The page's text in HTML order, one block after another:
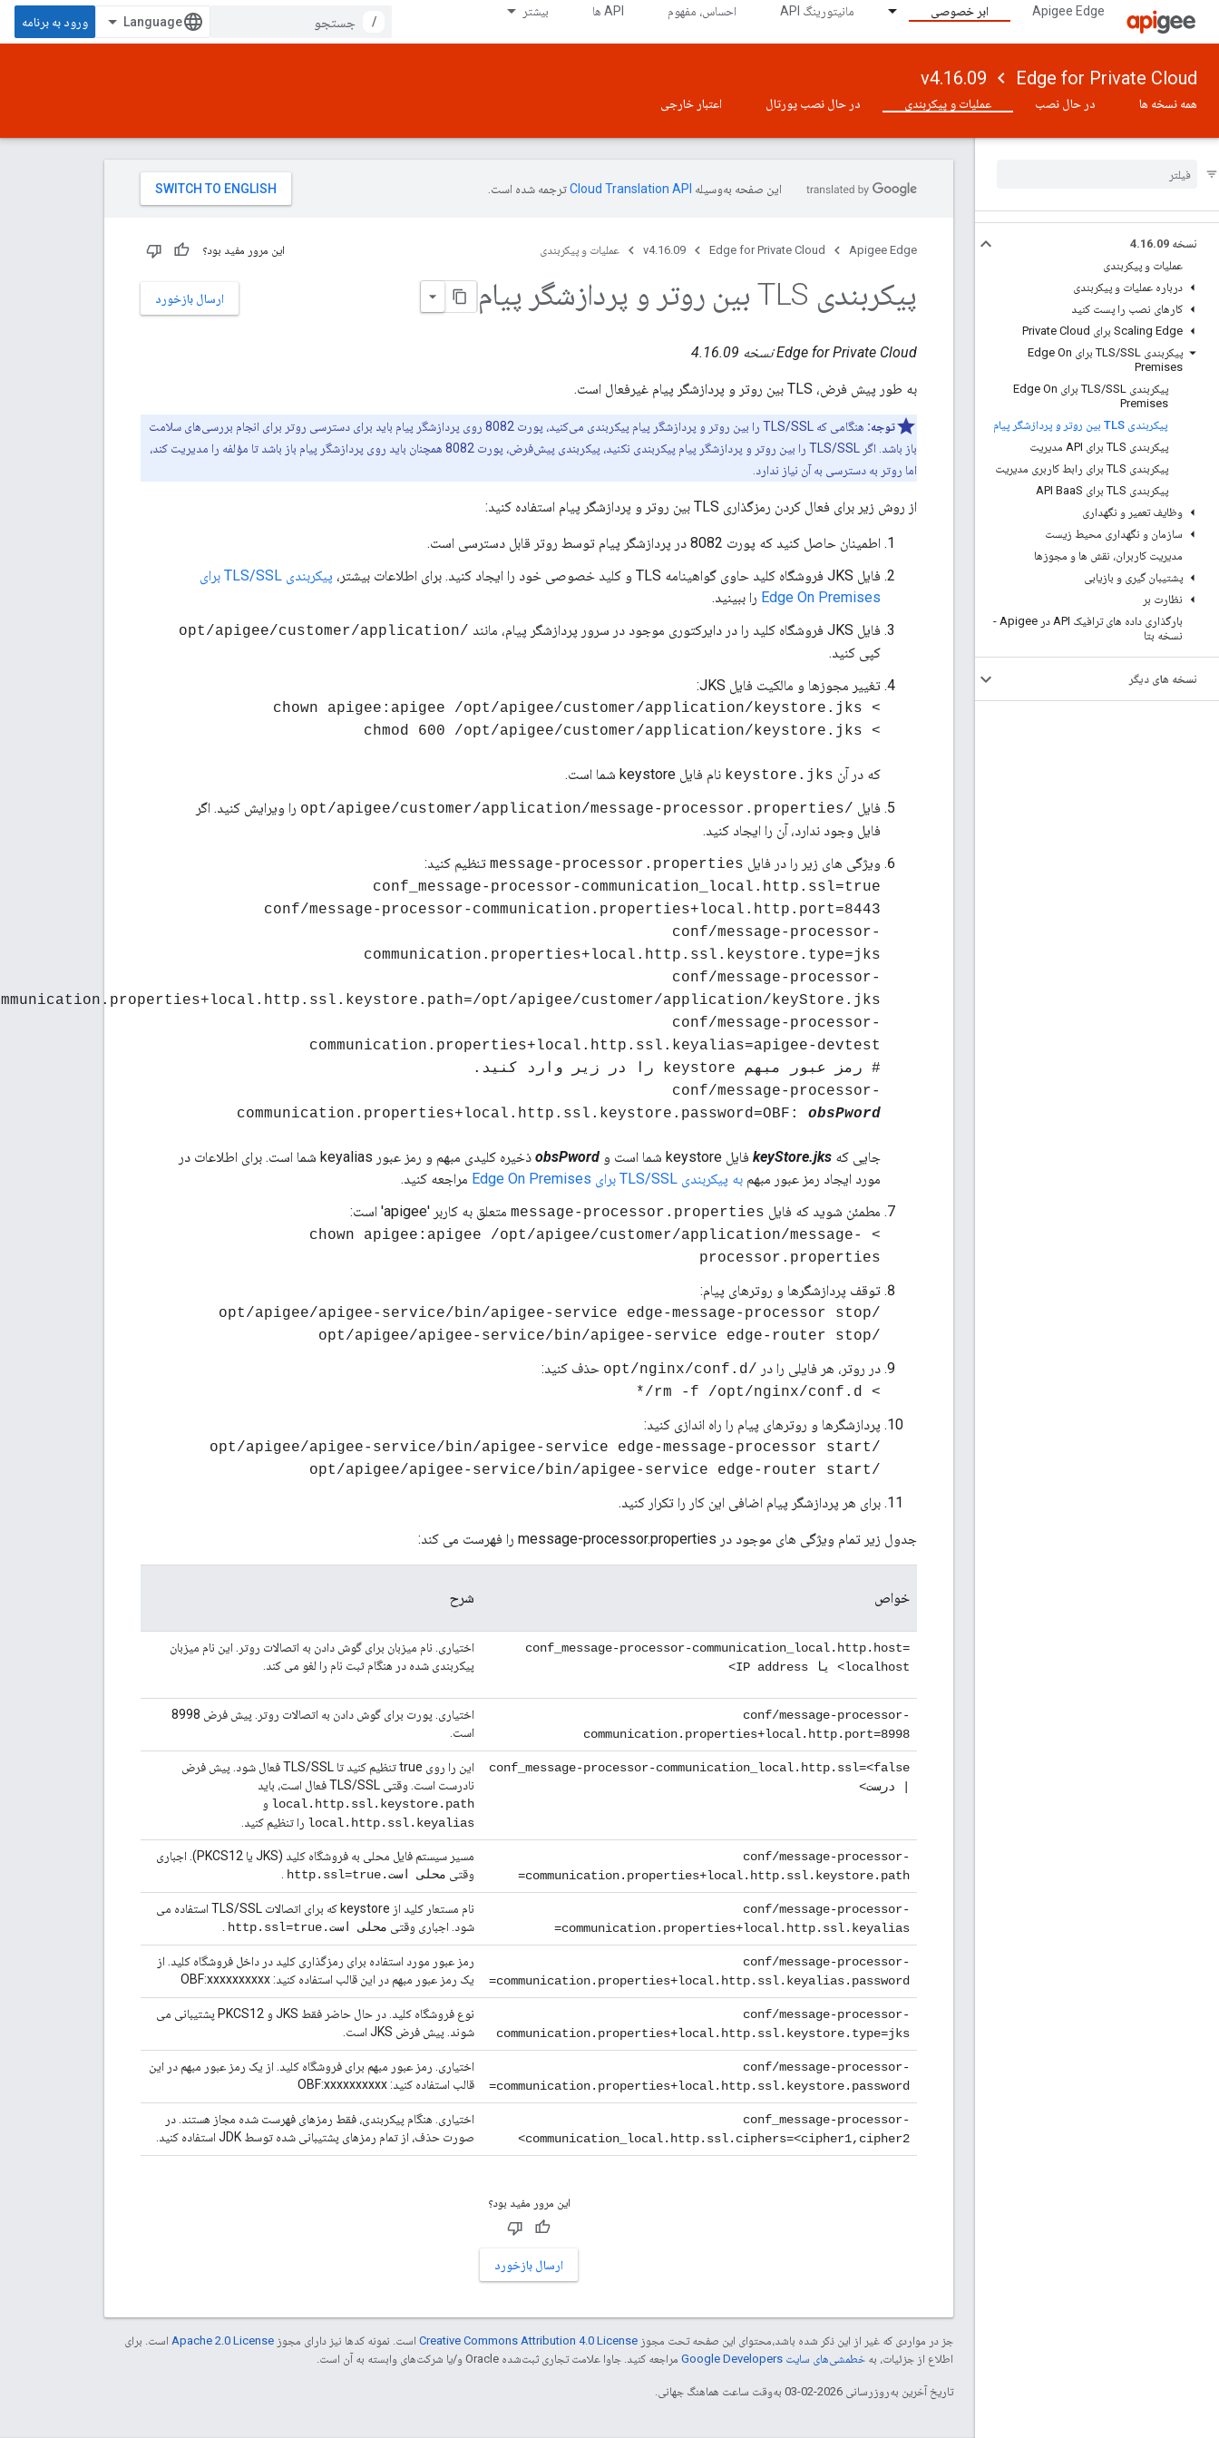
Apigee Edge ابر خصوصی مانیتورینگ API احساس، مفهوم API ها بیشتر
/ ورود به برنامه
Edge for Private Cloud
v4.16.09
همه نسخه ها در حال نصب عملیات و پیکربندی در حال نصب پورتال اعتبار خارجی
نسخه 4 .16.09
عملیات و پیکربندی
درباره عملیات و پیکربندی
کارهای نصب را پست کنید
Scaling Edge برای Private Cloud
پیکربندی TLS
/
SSL برای Edge On
Premises
پیکربندی TLS
/
SSL برای Edge On
Premises
پیکربندی TLS بین روتر و پردازشگر پیام
پیکربندی TLS برای API مدیریت
پیکربندی TLS برای رابط کاربری مدیریت
پیکربندی TLS برای API Baa
S
وظایف تعمیر و نگهداری
سازمان و نگهداری محیط زیست
مدیریت کاربران، نقش ها و مجوزها
پشتیبان گیری و بازیابی
نظارت بر
بارگذاری داده های ترافیک API در Apigee -
نسخه بتا
نسخه های دیگر
این صفحه به‌وسیله ترجمه شده است.
Apigee Edge
Edge for Private Cloud
v4.16.09 عملیات و پیکربندی این مرور مفید بود؟
ارسال بازخورد پیکربندی TLS بین روتر و پردازشگر پیام
Edge for Private Cloud نسخه 4.16.09
به طور پیش فرض، TLS بین روتر و پردازشگر پیام غیرفعال است.
توجه:
هنگامی که TLS/SSL را بین روتر و پردازشگر پیام پیکربندی می‌کنید، پورت 8082 روی پردازشگر پیام باید برای دسترسی روتر برای انجام بررسی‌های سلامت
باز باشد. اگر TLS/SSL را بین روتر و پردازشگر پیام پیکربندی نکنید، پیکربندی پیش‌فرض، پورت 8082 همچنان باید روی پردازشگر پیام باز باشد تا مؤلفه را مدیریت کند،
اما روتر به دسترسی به آن نیاز ندارد.
از روش زیر برای فعال کردن رمزگذاری TLS بین روتر و پردازشگر پیام استفاده کنید:
اطمینان حاصل کنید که پورت 8082 در پردازشگر پیام توسط روتر قابل دسترسی است.
فایل JKS فروشگاه کلید حاوی گواهینامه TLS و کلید خصوصی خود را ایجاد کنید. برای اطلاعات بیشتر،
پیکربندی TLS/SSL برای
Edge On Premises را ببینید.
فایل JKS فروشگاه کلید را در دایرکتوری موجود در سرور پردازشگر پیام، مانند
/opt/apigee/customer/application
کپی کنید.
تغییر مجوزها و مالکیت فایل JKS:
> chown apigee:apigee /opt/apigee/customer/application/keystore.jks
> chmod 600 /opt/apigee/customer/application/keystore.jks
که در آن keystore.jks نام فایل keystore شما است.
فایل /opt/apigee/customer/application/message-processor.properties
را ویرایش کنید. اگر
فایل وجود ندارد، آن را ایجاد کنید.
ویژگی های زیر را در فایل message-processor.properties تنظیم کنید:
conf_message-processor-communication_local.http.ssl=true
conf/message-processor-communication.properties+local.http.port=8443
conf/message-processor-
communication.properties+local.http.ssl.keystore.type=jks
conf/message-processor-
opt/apigee/customer/application/keyStore.jks
conf/message-processor-
communication.properties+local.http.ssl.keyalias=apigee-devtest
# رمز عبور مبهم keystore را در زیر وارد کنید.
conf/message-processor-
communication.properties+local.http.ssl.keystore.password=OBF: obsPword
جایی که keyStore.jks فایل keystore شما است و obsPword
ذخیره کلیدی مبهم و رمز عبور keyalias شما است. برای اطلاعات در
مورد ایجاد رمز عبور مبهم به پیکربندی TLS/SSL برای Edge On Premises
مراجعه کنید.
مطمئن شوید که فایل message-processor.properties متعلق به کاربر 'apigee' است:
> chown apigee:apigee /opt/apigee/customer/application/message-
processor.properties
توقف پردازشگرها و روترهای پیام:
/opt/apigee/apigee-service/bin/apigee-service edge-message-processor stop
/opt/apigee/apigee-service/bin/apigee-service edge-router stop
در روتر، هر فایلی را در /opt/nginx/conf.d حذف کنید:
> rm -f /opt/nginx/conf.d/*
پردازشگرها و روترهای پیام را راه اندازی کنید:
/opt/apigee/apigee-service/bin/apigee-service edge-message-processor start
/opt/apigee/apigee-service/bin/apigee-service edge-router start
برای هر پردازشگر پیام اضافی این کار را تکرار کنید.
جدول زیر تمام ویژگی های موجود در message-processor.properties را فهرست می کند:
خواص شرح
conf_message-processor-communication_local.http.host=
<localhost یا IP address>
اختیاری. نام میزبان برای گوش دادن به اتصالات روتر. این نام میزبان
پیکربندی شده در هنگام ثبت نام را لغو می کند.
conf/message-processor-
communication.properties+local.http.port=8998
اختیاری. پورت برای گوش دادن به اتصالات روتر. پیش فرض 8998
است.
conf_message-processor-communication_local.http.ssl=<false
| درست>
این را روی true تنظیم کنید تا TLS/SSL فعال شود. پیش فرض
نادرست است. وقتی TLS/SSL فعال است، باید
local.http.ssl.keystore.path و
local.http.ssl.keyalias را تنظیم کنید.
conf/message-processor-
communication.properties+local.http.ssl.keystore.path=
مسیر سیستم فایل محلی به فروشگاه کلید (JKS یا PKCS12). اجباری
وقتی محلی است.http.ssl=true
conf/message-processor-
communication.properties+local.http.ssl.keyalias=
نام مستعار کلید از keystore که برای اتصالات TLS/SSL استفاده می
شود. اجباری وقتی محلی است.http.ssl=true
conf/message-processor-
communication.properties+local.http.ssl.keyalias.password=
رمز عبور مورد استفاده برای رمزگذاری کلید در داخل فروشگاه کلید. از
یک رمز عبور مبهم در این قالب استفاده کنید: OBF:xxxxxxxxxx
conf/message-processor-
communication.properties+local.http.ssl.keystore.type=jks
نوع فروشگاه کلید. در حال حاضر فقط JKS و PKCS12 پشتیبانی می
شوند. پیش فرض JKS است.
conf/message-processor-
communication.properties+local.http.ssl.keystore.password=
اختیاری. رمز عبور مبهم برای فروشگاه کلید. از یک رمز عبور مبهم در این
قالب استفاده کنید: OBF:xxxxxxxxxx
conf_message-processor-
communication_local.http.ssl.ciphers=<cipher1,cipher2>
اختیاری. هنگام پیکربندی، فقط رمزهای فهرست شده مجاز هستند. در
صورت حذف، از تمام رمزهای پشتیبانی شده توسط JDK استفاده کنید.
این مرور مفید بود؟
ارسال بازخورد
جز در مواردی که غیر از این ذکر شده باشد،‌محتوای این صفحه تحت مجوز Creative Commons Attribution 4.0 License است. نمونه کدها نیز دارای مجوز Apache 2.0 License است. برای
اطلاع از جزئیات، به خطمشی‌های سایت Google Developers‏ مراجعه کنید. جاوا علامت تجاری ثبت‌شده Oracle و/یا شرکت‌های وابسته به آن است.
تاریخ آخرین به‌روزرسانی 2026-02-03 به‌وقت ساعت هماهنگ جهانی.